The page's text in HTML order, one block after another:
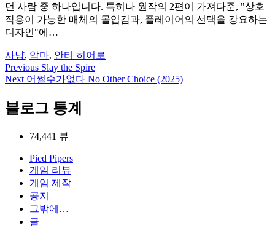
던 사람 중 하나입니다. 특히나 원작의 2편이 가져다준, "상호
작용이 가능한 매체의 몰입감과, 플레이어의 선택을 강요하는
디자인"에…
사냥, 악마, 안티 히어로
글
색
Previous Slay the Spire
Next 어쩔수가없다 No Other Choice (2025)
블로그 통계
74,441 뷰
Pied Pipers
게임 리뷰
게임 제작
공지
그밖에…
글